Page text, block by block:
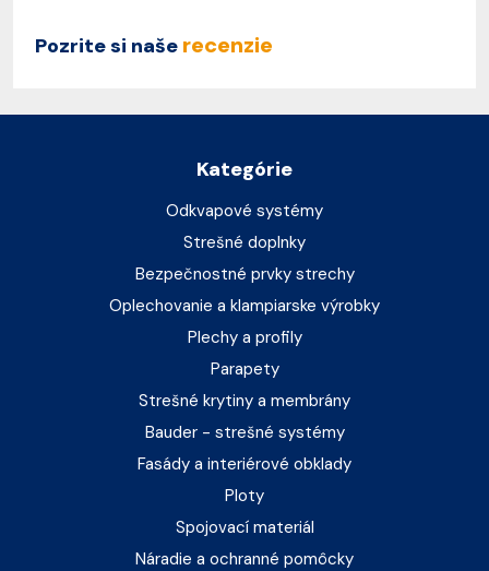
Pozrite si naše recenzie
Kategórie
Odkvapové systémy
Strešné doplnky
Bezpečnostné prvky strechy
Oplechovanie a klampiarske výrobky
Plechy a profily
Parapety
Strešné krytiny a membrány
Bauder - strešné systémy
Fasády a interiérové obklady
Ploty
Spojovací materiál
Náradie a ochranné pomôcky